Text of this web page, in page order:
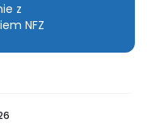
z
NFZ